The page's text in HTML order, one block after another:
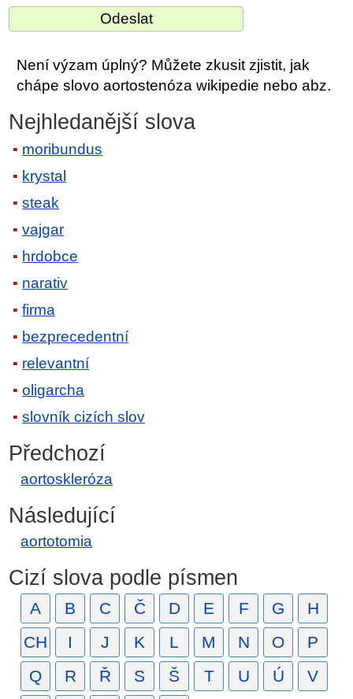
Není výzam úplný? Můžete zkusit zjistit, jak
chápe slovo aortostenóza wikipedie nebo abz.
Nejhledanější slova
moribundus
krystal
steak
vajgar
hrdobce
narativ
firma
bezprecedentní
relevantní
oligarcha
slovník cizích slov
Předchozí
aortoskleróza
Následující
aortotomia
Cizí slova podle písmen
A B C Č D E F G
H
CH
I J K L M N O
P
Q
R Ř S Š T U Ú V